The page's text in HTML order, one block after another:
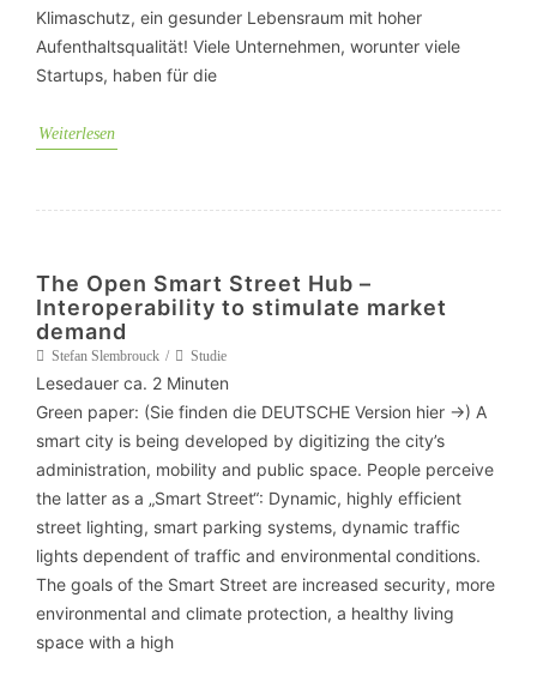
Klimaschutz, ein gesunder Lebensraum mit hoher
Aufenthaltsqualität! Viele Unternehmen, worunter viele
Startups, haben für die
Weiterlesen
The Open Smart Street Hub –
Interoperability to stimulate market
demand
Stefan Slembrouck Studie
Lesedauer ca. 2 Minuten
Green paper: (Sie finden die DEUTSCHE Version hier ->) A
smart city is being developed by digitizing the city’s
administration, mobility and public space. People perceive
the latter as a „Smart Street“: Dynamic, highly efficient
street lighting, smart parking systems, dynamic traffic
lights dependent of traffic and environmental conditions.
The goals of the Smart Street are increased security, more
environmental and climate protection, a healthy living
space with a high